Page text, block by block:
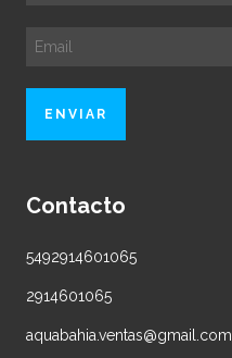
Contacto
5492914601065
2914601065
aquabahia.ventas@gmail.com